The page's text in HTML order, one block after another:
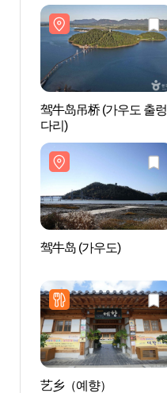
驾牛岛吊桥 (가우도 출렁
다리)
驾牛岛 (가우도)
艺乡（예향）